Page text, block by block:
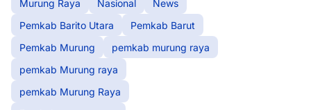
Murung Raya
Nasional
News
Pemkab Barito Utara
Pemkab Barut
Pemkab Murung
pemkab murung raya
pemkab Murung raya
pemkab Murung Raya